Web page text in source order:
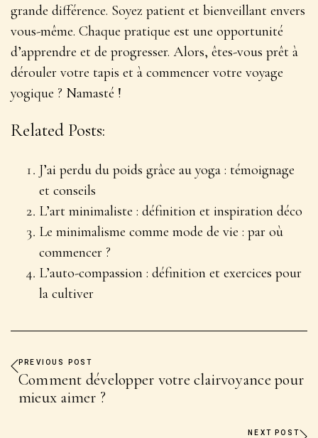
grande différence. Soyez patient et bienveillant envers
vous-même. Chaque pratique est une opportunité
d’apprendre et de progresser. Alors, êtes-vous prêt à
dérouler votre tapis et à commencer votre voyage
yogique ? Namasté !
Related Posts:
J’ai perdu du poids grâce au yoga : témoignage
et conseils
L’art minimaliste : définition et inspiration déco
Le minimalisme comme mode de vie : par où
commencer ?
L’auto-compassion : définition et exercices pour
la cultiver
PREVIOUS POST
Comment développer votre clairvoyance pour
mieux aimer ?
NEXT POST